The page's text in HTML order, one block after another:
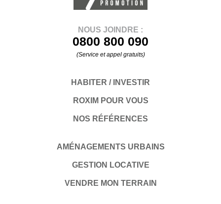
NOUS JOINDRE :
0800 800 090
(Service et appel gratuits)
HABITER / INVESTIR
ROXIM POUR VOUS
NOS RÉFÉRENCES
AMÉNAGEMENTS URBAINS
GESTION LOCATIVE
VENDRE MON TERRAIN